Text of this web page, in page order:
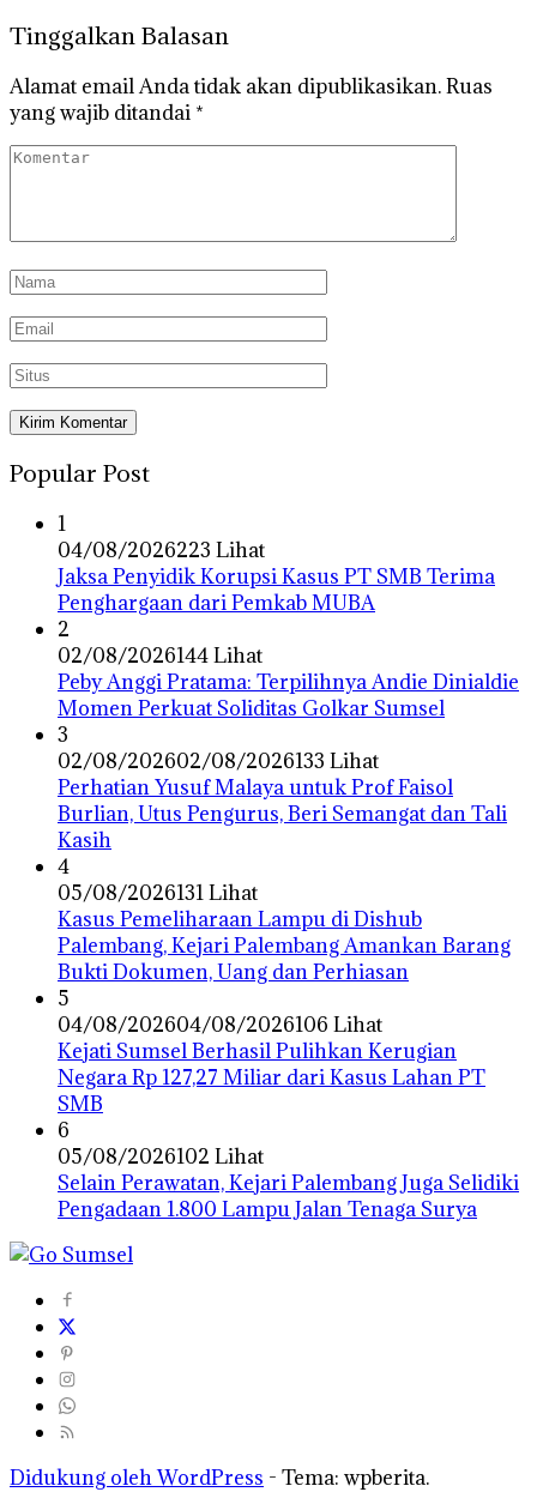
Tinggalkan Balasan
Alamat email Anda tidak akan dipublikasikan.Ruas
yang wajib ditandai *
Popular Post
1
04/08/2026223 Lihat
Jaksa Penyidik Korupsi Kasus PT SMB Terima
Penghargaan dari Pemkab MUBA
2
02/08/2026144 Lihat
Peby Anggi Pratama: Terpilihnya Andie Dinialdie
Momen Perkuat Soliditas Golkar Sumsel
3
02/08/202602/08/2026133 Lihat
Perhatian Yusuf Malaya untuk Prof Faisol
Burlian, Utus Pengurus, Beri Semangat dan Tali
Kasih
4
05/08/2026131 Lihat
Kasus Pemeliharaan Lampu di Dishub
Palembang, Kejari Palembang Amankan Barang
Bukti Dokumen, Uang dan Perhiasan
5
04/08/202604/08/2026106 Lihat
Kejati Sumsel Berhasil Pulihkan Kerugian
Negara Rp 127,27 Miliar dari Kasus Lahan PT
SMB
6
05/08/2026102 Lihat
Selain Perawatan, Kejari Palembang Juga Selidiki
Pengadaan 1.800 Lampu Jalan Tenaga Surya
Didukung oleh WordPress - Tema: wpberita.